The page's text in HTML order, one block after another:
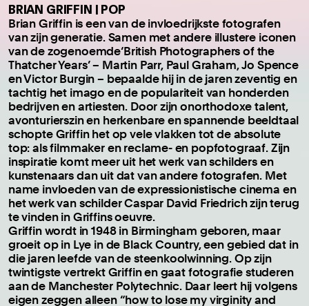
BRIAN GRIFFIN | POP
Brian Griffin is een van de invloedrijkste fotografen
van zijn generatie. Samen met andere illustere iconen
van de zogenoemde‘British Photographers of the
Thatcher Years’ – Martin Parr, Paul Graham, Jo Spence
en Victor Burgin – bepaalde hij in de jaren zeventig en
tachtig het imago en de populariteit van honderden
bedrijven en artiesten. Door zijn onorthodoxe talent,
avonturierszin en herkenbare en spannende beeldtaal
schopte Griffin het op vele vlakken tot de absolute
top: als filmmaker en reclame- en popfotograaf. Zijn
inspiratie komt meer uit het werk van schilders en
kunstenaars dan uit dat van andere fotografen. Met
name invloeden van de expressionistische cinema en
het werk van schilder Caspar David Friedrich zijn terug
te vinden in Griffins oeuvre.
Griffin wordt in 1948 in Birmingham geboren, maar
groeit op in Lye in de Black Country, een gebied dat in
die jaren leefde van de steenkoolwinning. Op zijn
twintigste vertrekt Griffin en gaat fotografie studeren
aan de Manchester Polytechnic. Daar leert hij volgens
eigen zeggen alleen “how to lose my virginity and